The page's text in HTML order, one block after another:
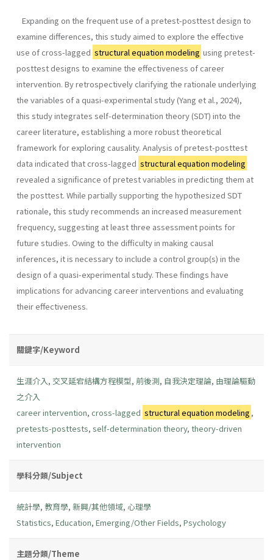
Expanding on the frequent use of a pretest-posttest design to
examine differences, this study aimed to explore the effective
use of cross-lagged structural equation modeling using pretest-
posttest designs to examine the effectiveness of career
intervention. By retrospectively clarifying the rationale underlying
the variables of a quasi-experimental study (Yang et al., 2024),
this study integrates self-determination theory (SDT) into the
career literature, establishing a more robust theoretical
framework for exploring causality. Analysis of pretest-posttest
data indicated that cross-lagged structural equation modeling
revealed a significance of pretest variables in predicting them at
the posttest. While partially supporting the hypothesized SDT
rationale, this study recommends an increased measurement
frequency, suggesting at least three assessment points for
future studies. Owing to the difficulty in making causal
inferences, it is necessary to include a control group(s) in the
design of a quasi-experimental study. These findings have
implications for advancing career interventions and evaluating
their effectiveness.
關鍵字/Keyword
生涯介入, 交叉延宕結構方程模型, 前後測, 自我決定理論, 由理論驅動
之介入
career intervention, cross-lagged structural equation modeling ,
pretests-posttests, self-determination theory, theory-driven
intervention
學科分類/Subject
統計學, 教育學, 新興/其他領域, 心理學
Statistics, Education, Emerging/Other Fields, Psychology
主題分類/Theme